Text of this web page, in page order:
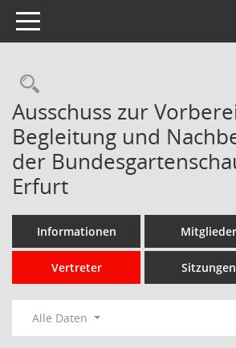
Toggle navigation
Rechercheauswahl
Ausschuss zur
Begleitung und
der
Erfurt
Informationen Mitglieder
Vertreter Sitzungen
Alle Daten